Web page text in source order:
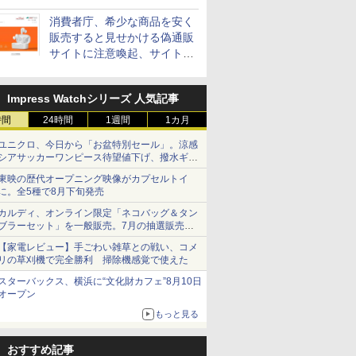
消費者庁、希少な商品を安く
販売すると見せかける偽通販
サイトに注意喚起、サイト名
Impress Watchシリーズ 人気記事
24時間 1週間 1カ月
ニクロ、今日から「お盆特別セール」。涼感
アサッカーワンピース待望値下げ、撥水ギア
ョーツは1990円に
映の歴代オープニング映像がカプセルトイ
。全5種で8月下旬発売
ルディ、オンライン限定「ネコバッグ＆タン
ラーセット」を一般販売。7月の抽選販売の
選無効分
家電レビュー】手ごわい雑草との戦い、コメ
の草刈機で完全勝利 掃除機感覚で使えた
ターバックス、横浜に“文化財カフェ”8月10日
ープン
もっと見る
おすすめ記事